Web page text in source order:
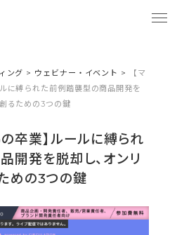
ング > ウェビナー・イベント >
【マ
に縛られた前例踏襲型の商品開発を
るための3つの鍵
の卒業】ルールに縛られ
開発を脱却し、オンリ
めの3つの鍵